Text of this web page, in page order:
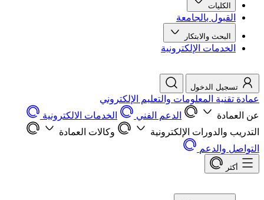
الكليات
القبول بالجامعة
البحث والابتكار
الخدمات الإلكترونية
تسجيل الدخول
عمادة تقنية المعلومات والتعليم الإلكتروني
عن العمادة
الدعم الفني
الخدمات الالكترونية
التدريب والدورات الإلكترونية
وكالات العمادة
التواصل والدعم
أكثر